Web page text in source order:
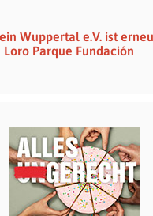
Wuppertal e.V. ist
Parque Fundación